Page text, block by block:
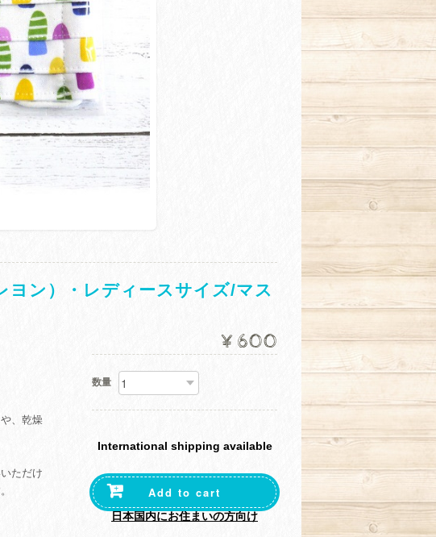
ヨン）・レディースサイズ/マス
、乾燥
ただけ
¥600
数量
International shipping available
Add to cart
日本国内にお住まいの方向け